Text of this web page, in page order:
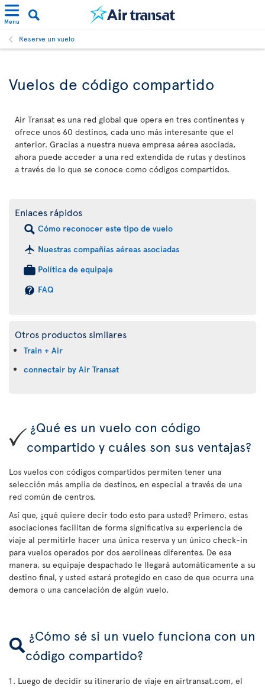
Menu
Reserve un vuelo
Vuelos de código compartido
Air Transat es una red global que opera en tres continentes y
ofrece unos 60 destinos, cada uno más interesante que el
anterior. Gracias a nuestra nueva empresa aérea asociada,
ahora puede acceder a una red extendida de rutas y destinos
a través de lo que se conoce como códigos compartidos.
Enlaces rápidos
Cómo reconocer este tipo de vuelo
Nuestras compañías aéreas asociadas
Política de equipaje
FAQ
Otros productos similares
Train + Air
connectair by Air Transat
¿Qué es un vuelo con código
compartido y cuáles son sus ventajas?
Los vuelos con códigos compartidos permiten tener una
selección más amplia de destinos, en especial a través de una
red común de centros.
Así que, ¿qué quiere decir todo esto para usted? Primero, estas
asociaciones facilitan de forma significativa su experiencia de
viaje al permitirle hacer una única reserva y un único check-in
para vuelos operados por dos aerolíneas diferentes. De esa
manera, su equipaje despachado le llegará automáticamente a su
destino final, y usted estará protegido en caso de que ocurra una
demora o una cancelación de algún vuelo.
¿Cómo sé si un vuelo funciona con un
código compartido?
Luego de decidir su itinerario de viaje en airtransat.com, el